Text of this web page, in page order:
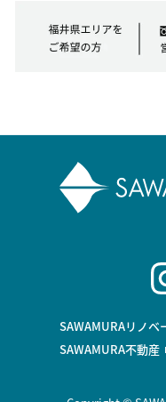
SAWAMURAリノベ
SAWAMURA不動産